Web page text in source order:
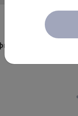
22.06.2026
и